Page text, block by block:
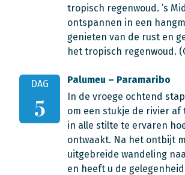
tropisch regenwoud. ’s
ontspannen in een
genieten van de rust en
het tropisch regenwoud.
DAG
5
Palumeu – Paramaribo
In de vroege ochtend
om een stukje de rivier af
in alle stilte te ervaren
ontwaakt. Na het ontbijt
uitgebreide wandeling
en heeft u de